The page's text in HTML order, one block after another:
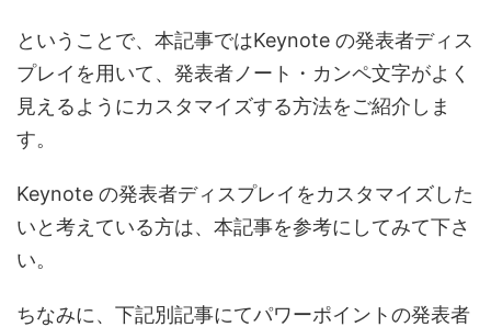
ということで、本記事ではKeynote の発表者ディス
プレイを用いて、発表者ノート・カンペ文字がよく
見えるようにカスタマイズする方法をご紹介しま
す。
Keynote の発表者ディスプレイをカスタマイズした
いと考えている方は、本記事を参考にしてみて下さ
い。
ちなみに、下記別記事にてパワーポイントの発表者